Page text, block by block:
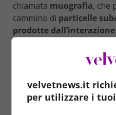
chiamata muografia, che
cammino di particelle
prodotte
I muoni seguono
muovono nell’aria
pietre, e dunque sono in
di cavità.
velvetnews.it
per utilizzare i